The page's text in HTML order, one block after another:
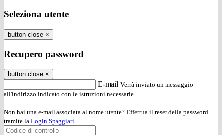
Seleziona utente
button close ×
Recupero password
button close ×
E-mail Verrà inviato un messaggio
all'indirizzo indicato con le istruzioni necessarie.
Non hai una e-mail associata al nome utente? Effettua il reset della password
tramite la Login Spaggiari